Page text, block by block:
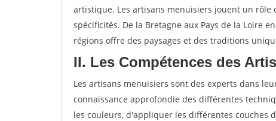
artistique. Les artisans menuisiers jouent un
spécificités. De la Bretagne aux Pays de la Loire
régions offre des paysages et des traditions
II. Les Compétences des
Les artisans menuisiers sont des experts dans
connaissance approfondie des différentes
les couleurs, d'appliquer les différentes couches